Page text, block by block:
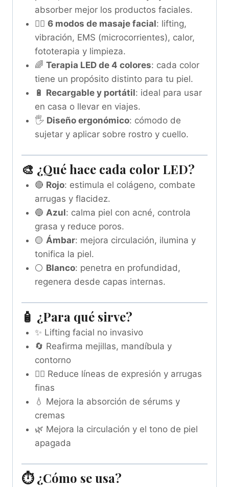
absorber mejor los productos faciales.
💆‍♀️ 6 modos de masaje facial: lifting,
vibración, EMS (microcorrientes), calor,
fototerapia y limpieza.
🌈 Terapia LED de 4 colores: cada color
tiene un propósito distinto para tu piel.
🔋 Recargable y portátil: ideal para usar
en casa o llevar en viajes.
🖐️ Diseño ergonómico: cómodo de
sujetar y aplicar sobre rostro y cuello.
🎨 ¿Qué hace cada color LED?
🔴 Rojo: estimula el colágeno, combate
arrugas y flacidez.
🔵 Azul: calma piel con acné, controla
grasa y reduce poros.
🟡 Ámbar: mejora circulación, ilumina y
tonifica la piel.
⚪ Blanco: penetra en profundidad,
regenera desde capas internas.
🧴 ¿Para qué sirve?
✨ Lifting facial no invasivo
🔄 Reafirma mejillas, mandíbula y
contorno
🧖‍♀️ Reduce líneas de expresión y arrugas
finas
💧 Mejora la absorción de sérums y
cremas
🌿 Mejora la circulación y el tono de piel
apagada
⏱️ ¿Cómo se usa?